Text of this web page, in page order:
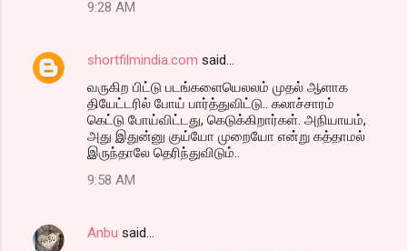
9:28 AM
shortfilmindia.com said…
வருகிற பிட்டு படங்களையெலலம் முதல் ஆளாக
தியேட்டரில் போய் பார்த்துவிட்டு.. கலாச்சாரம்
கெட்டு போய்விட்டது, கெடுக்கிறார்கள். அநியாயம்,
அது இதுன்னு குய்யோ முறையோ என்று கத்தாமல்
இருந்தாலே தெரிந்துவிடும்..
9:58 AM
Anbu said…